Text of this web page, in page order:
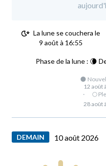
La lune se couchera le
9 août à 16:55
Phase de la lune : 🌘
🌑
12 août
·
🌕
28 août
DEMAIN 10 août 2026